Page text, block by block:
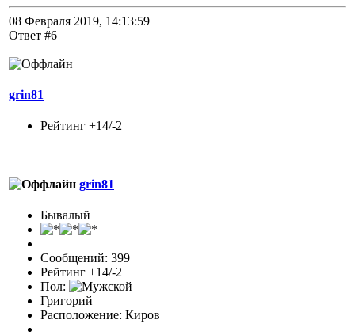
08 Февраля 2019, 14:13:59
Ответ #6
grin81
Рейтинг +14/-2
grin81
Бывалый
Сообщений: 399
Рейтинг +14/-2
Пол:
Григорий
Расположение: Киров